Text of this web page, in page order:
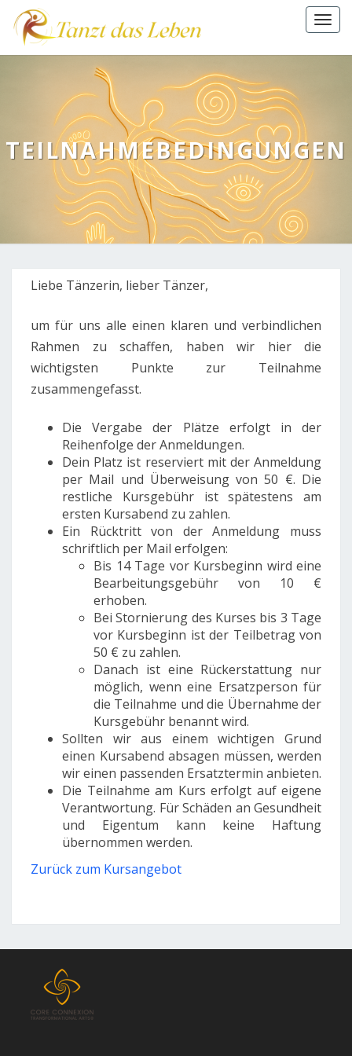
Teilnahmebedingungen
TEILNAHMEBEDINGUNGEN
Liebe Tänzerin, lieber Tänzer,
um für uns alle einen klaren und verbindlichen
Rahmen zu schaffen, haben wir hier die
wichtigsten Punkte zur Teilnahme
zusammengefasst.
Die Vergabe der Plätze erfolgt in der
Reihenfolge der Anmeldungen.
Dein Platz ist reserviert mit der Anmeldung
per Mail und Überweisung von 50 €. Die
restliche Kursgebühr ist spätestens am
ersten Kursabend zu zahlen.
Ein Rücktritt von der Anmeldung muss
schriftlich per Mail erfolgen:
Bis 14 Tage vor Kursbeginn wird eine
Bearbeitungsgebühr von 10 €
erhoben.
Bei Stornierung des Kurses bis 3 Tage
vor Kursbeginn ist der Teilbetrag von
50 € zu zahlen.
Danach ist eine Rückerstattung nur
möglich, wenn eine Ersatzperson für
die Teilnahme und die Übernahme der
Kursgebühr benannt wird.
Sollten wir aus einem wichtigen Grund
einen Kursabend absagen müssen, werden
wir einen passenden Ersatztermin anbieten.
Die Teilnahme am Kurs erfolgt auf eigene
Verantwortung. Für Schäden an Gesundheit
und Eigentum kann keine Haftung
übernommen werden.
Zurück zum Kursangebot